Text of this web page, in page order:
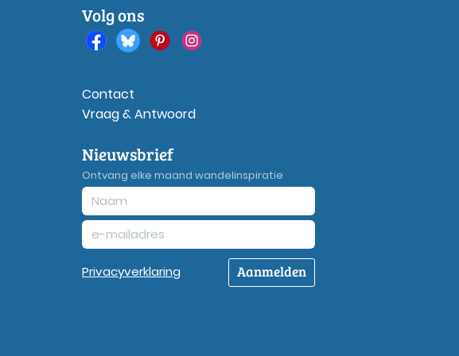
Volg ons
Contact
Vraag & Antwoord
Nieuwsbrief
Ontvang elke maand wandelinspiratie
Privacyverklaring Aanmelden